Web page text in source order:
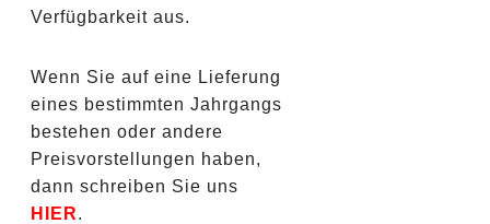
Verfügbarkeit aus.
Wenn Sie auf eine Lieferung
eines bestimmten Jahrgangs
bestehen oder andere
Preisvorstellungen haben,
dann schreiben Sie uns
HIER.